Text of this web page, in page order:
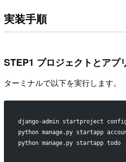
実装手順
STEP1 プロジェクトとアプ
ターミナルで以下を実行します。
django-admin startproject
python manage.py startapp
python manage.py startapp todo